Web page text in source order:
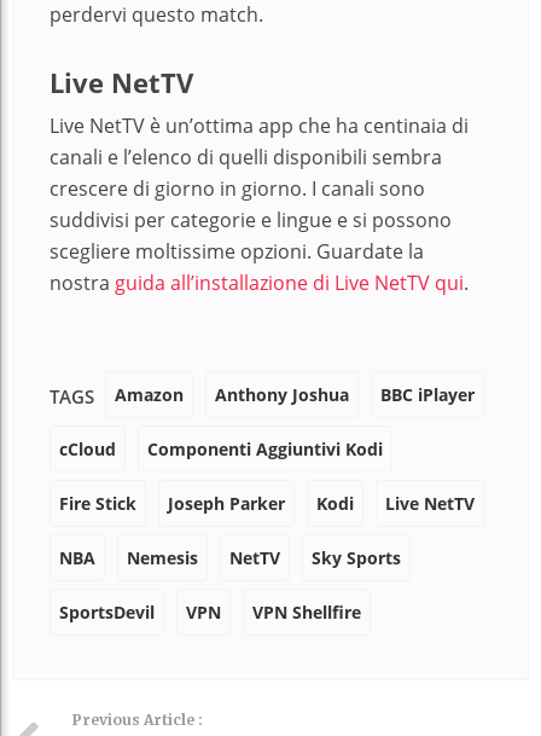
perdervi questo match.
Live NetTV
Live NetTV è un’ottima app che ha centinaia di
canali e l’elenco di quelli disponibili sembra
crescere di giorno in giorno. I canali sono
suddivisi per categorie e lingue e si possono
scegliere moltissime opzioni. Guardate la
nostra guida all’installazione di Live NetTV qui.
TAGS Amazon Anthony Joshua BBC iPlayer
cCloud Componenti Aggiuntivi Kodi
Fire Stick Joseph Parker Kodi Live NetTV
NBA Nemesis NetTV Sky Sports
SportsDevil VPN VPN Shellfire
Previous Article :